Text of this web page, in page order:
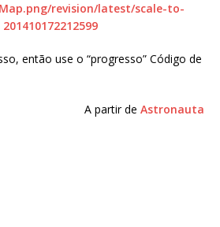
revision/latest/scale-to-
então use o “progresso” Código de
A partir de Astronauta